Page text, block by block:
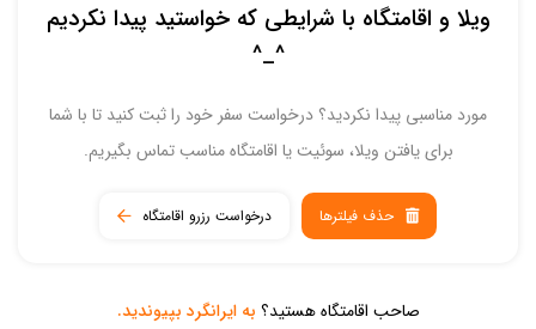
ویلا و اقامتگاه با شرایطی که خواستید پیدا نکردیم
^_^
مورد مناسبی پیدا نکردید؟ درخواست سفر خود را ثبت کنید تا با شما
برای یافتن ویلا، سوئیت یا اقامتگاه مناسب تماس بگیریم.
حذف فیلترها درخواست رزرو اقامتگاه
صاحب اقامتگاه هستید؟ به ایرانگرد بپیوندید.